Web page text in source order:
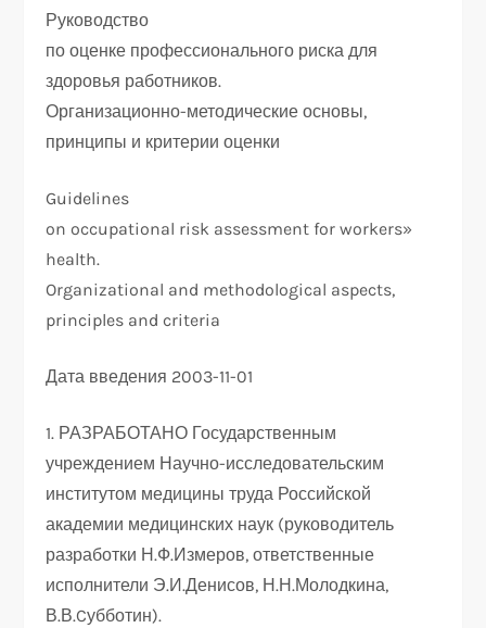
Руководство
по оценке профессионального риска для
здоровья работников.
Организационно-методические основы,
принципы и критерии оценки
Guidelines
on occupational risk assessment for workers»
health.
Organizational and methodological aspects,
principles and criteria
Дата введения 2003-11-01
1. РАЗРАБОТАНО Государственным
учреждением Научно-исследовательским
институтом медицины труда Российской
академии медицинских наук (руководитель
разработки Н.Ф.Измеров, ответственные
исполнители Э.И.Денисов, Н.Н.Молодкина,
В.В.Cубботин).